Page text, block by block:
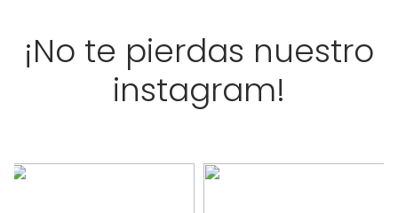
¡No te pierdas nuestro
instagram!